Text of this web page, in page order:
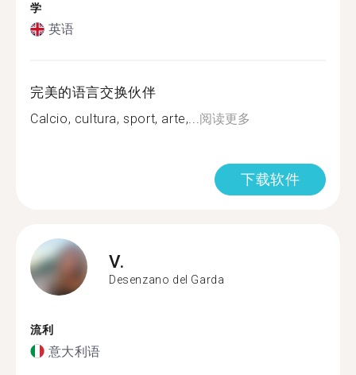
学
英语
完美的语言交换伙伴
Calcio, cultura, sport, arte,...阅读更多
下载软件
V.
Desenzano del Garda
流利
意大利语